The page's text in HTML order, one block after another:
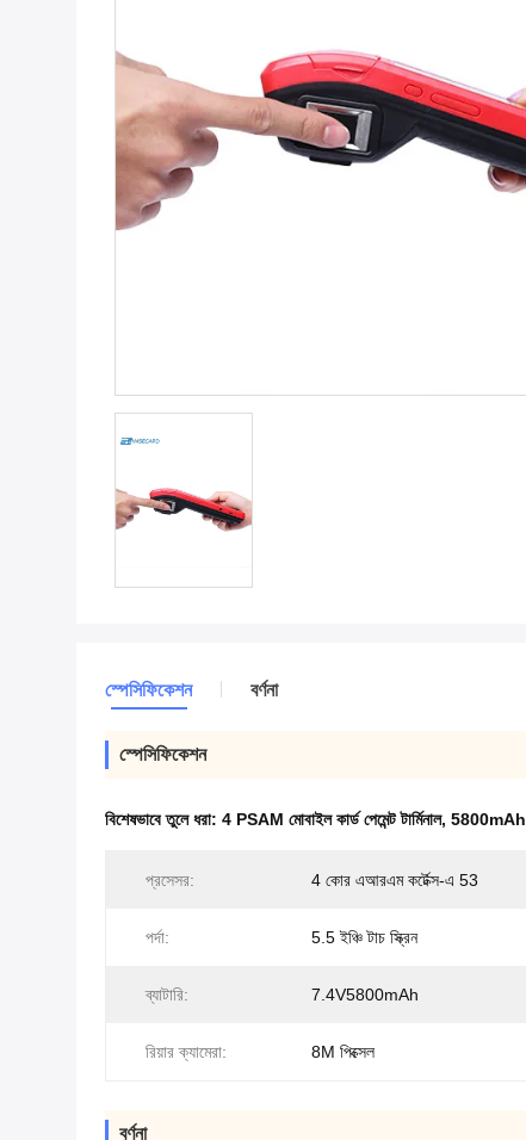
স্পেসিফিকেশন বর্ণনা
স্পেসিফিকেশন
বিশেষভাবে তুলে ধরা: 4 PSAM মোবাইল কার্ড পেমেন্ট টার্মিনাল, 5800mAh
প্রসেসর: 4 কোর এআরএম কর্টেক্স-এ 53
পর্দা: 5.5 ইঞ্চি টাচ স্ক্রিন
ব্যাটারি: 7.4V5800mAh
রিয়ার ক্যামেরা: 8M পিক্সেল
বর্ণনা